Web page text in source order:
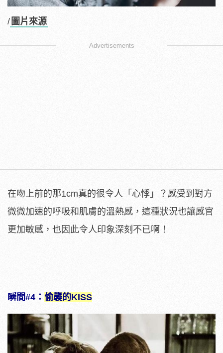
/ 圖片來源
Advertisements
在吻上前的那1cm真的很令人「心悸」？感受到對方
微微加速的呼吸和肌膚的溫熱感，這種狀況也讓感官
更加敏感，也因此令人印象深刻不已啊！
瞬間#4： 偷襲的KISS